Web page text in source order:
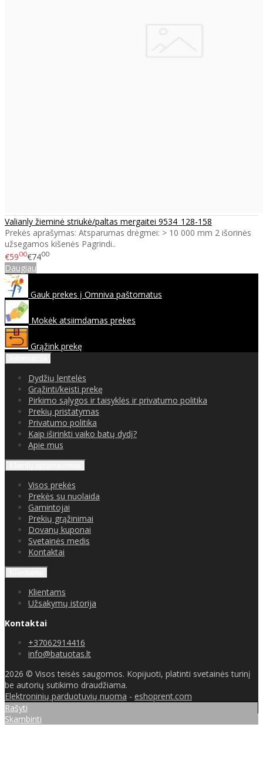
Valianly žieminė striukė/paltas mergaitei 9534_128-158
Prekės aprašymas: Atsparumas drėgmei: > 10 000 mm 2 išorinės
užsegamos kišenės Pagrindi..
€5900€7400
Daugiau
Gauk prekes į Omniva paštomatus
Mokėk atsiimdamas prekes
Grąžink prekę
Dydžių lentelės
Grąžinti/keisti prekę
Pirkimo sąlygos ir taisyklės ir privatumo politika
Prekių pristatymas
Privatumo politika
Kaip iširinkti vaiko batų dydį?
Apie mus
Visos prekės
Prekės su nuolaida
Gamintojai
Prekių grąžinimai
Dovanų kuponai
Svetainės medis
Kontaktai
Klientams
Užsakymų istorija
Kontaktai
+37062914416
info@batuotas.lt
2026 © Visos teisės saugomos. Kopijuoti, platinti svetainės turinį
be autorių sutikimo draudžiama.
Elektroninių parduotuvių nuoma - eshoprent.com
Rašyti
Skambinti